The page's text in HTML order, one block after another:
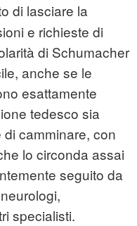
di lasciare la
e richieste di
di Schumacher
anche se le
esattamente
tedesco sia
camminare, con
lo circonda assai
seguito da
specialisti.